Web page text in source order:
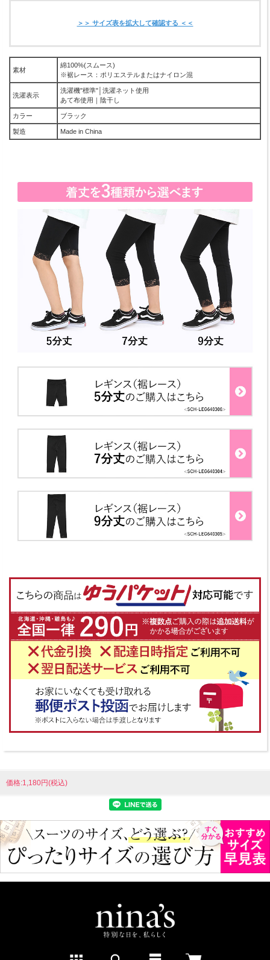
＞＞ サイズ表を拡大して確認する ＜＜
素材
綿100%(スムース)
※裾レース：ポリエステルまたはナイロン混
洗濯表示
洗濯機"標準"│洗濯ネット使用
あて布使用｜陰干し
カラー ブラック
製造 Made in China
価格:1,180円(税込)